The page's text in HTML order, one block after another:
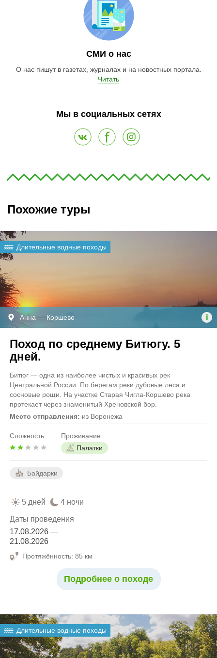
СМИ о нас
О нас пишут в газетах, журналах и на новостных портала.
Читать
Мы в социальных сетях
Похожие туры
Анна — Коршево i
Длительные водные походы
Поход по среднему Битюгу. 5
дней.
Битюг — одна из наиболее чистых и красивых рек
Центральной России. По берегам реки дубовые леса и
сосновые рощи. На участке Старая Чигла-Коршево река
протекает через знаменитый Хреновской бор.
Место отправления: из Воронежа
Сложность
Проживание
Палатки
Байдарки
5 дней 4 ночи
Даты проведения
17.08.2026 —
21.08.2026
Протяжённость: 85 км
Подробнее о походе
Длительные водные походы